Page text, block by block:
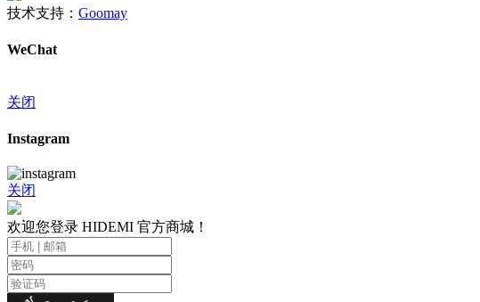
技术支持： Goomay
WeChat
关闭
Instagram
关闭
欢迎您登录 HIDEMI 官方商城！